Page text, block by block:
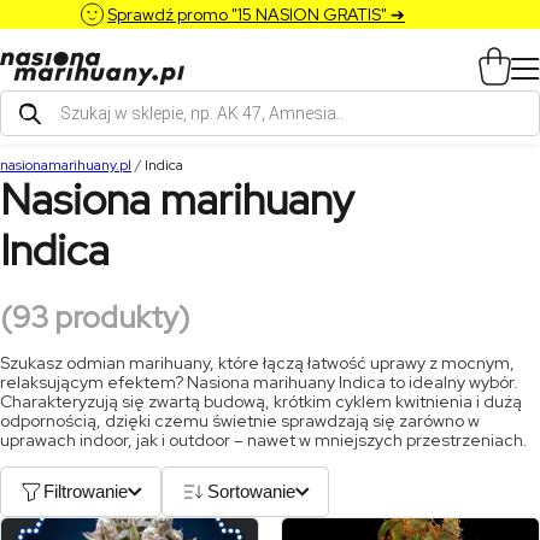
Sprawdź promo "15 NASION GRATIS" ➔
Wyszukiwarka
produktów
nasionamarihuany.pl / Indica
Nasiona marihuany
Indica
(93 produkty)
Szukasz odmian marihuany, które łączą łatwość uprawy z mocnym,
relaksującym efektem? Nasiona marihuany Indica to idealny wybór.
Charakteryzują się zwartą budową, krótkim cyklem kwitnienia i dużą
odpornością, dzięki czemu świetnie sprawdzają się zarówno w
uprawach indoor, jak i outdoor – nawet w mniejszych przestrzeniach.
Filtrowanie Sortowanie